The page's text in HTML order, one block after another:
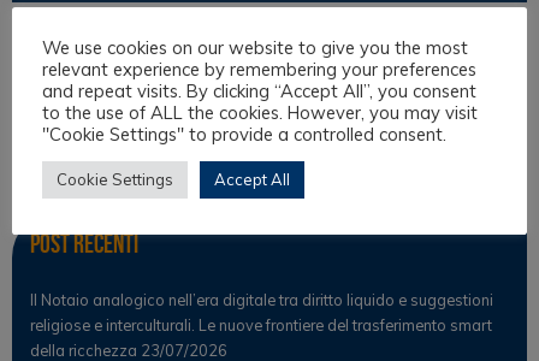
Osservatorio
Notizie
Post Recenti
Il Notaio analogico nell’era digitale tra diritto liquido e suggestioni
religiose e interculturali. Le nuove frontiere del trasferimento smart
della ricchezza 23/07/2026
We use cookies on our website to give you the most
relevant experience by remembering your preferences
and repeat visits. By clicking “Accept All”, you consent
to the use of ALL the cookies. However, you may visit
"Cookie Settings" to provide a controlled consent.
Cookie Settings Accept All